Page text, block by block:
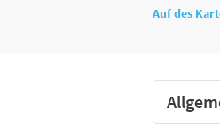
Auf des